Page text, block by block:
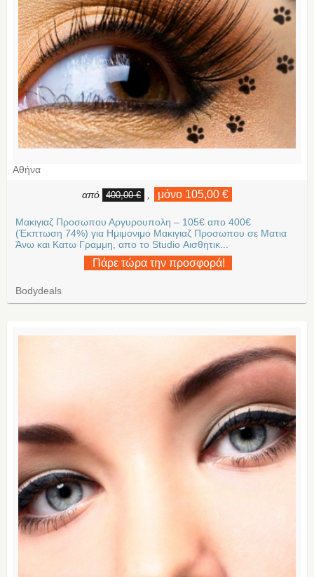
Αθήνα
από 400,00 € μόνο 105,00 €
Μακιγιαζ Προσωπου Αργυρουπολη – 105€ απο 400€
(Έκπτωση 74%) για Ημιμονιμο Μακιγιαζ Προσωπου σε Ματια
Άνω και Κατω Γραμμη, απο το Studio Αισθητικ...
Πάρε τώρα την προσφορά!
Bodydeals